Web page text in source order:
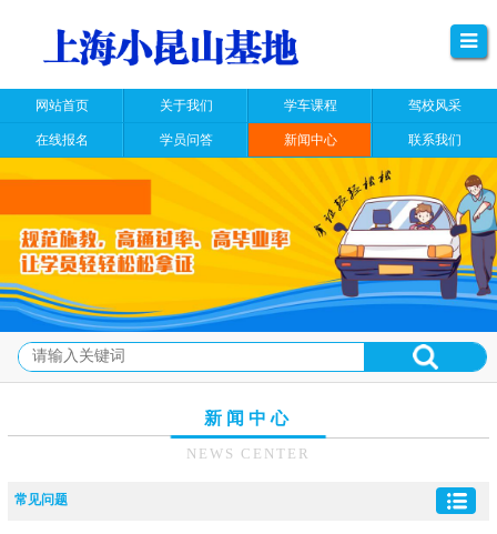
网站首页 关于我们 学车课程 驾校风采
在线报名 学员问答 新闻中心 联系我们
新闻中心
NEWS CENTER
常见问题